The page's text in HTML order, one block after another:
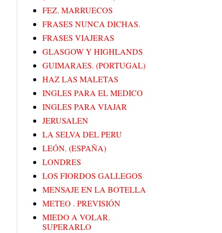
FEZ. MARRUECOS
FRASES NUNCA DICHAS.
FRASES VIAJERAS
GLASGOW Y HIGHLANDS
GUIMARAES. (PORTUGAL)
HAZ LAS MALETAS
INGLES PARA EL MEDICO
INGLES PARA VIAJAR
JERUSALEN
LA SELVA DEL PERU
LEÓN. (ESPAÑA)
LONDRES
LOS FIORDOS GALLEGOS
MENSAJE EN LA BOTELLA
METEO . PREVISIÓN
MIEDO A VOLAR.
SUPERARLO